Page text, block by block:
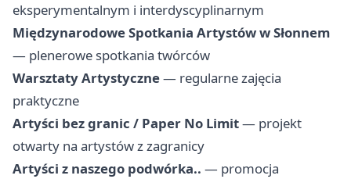
eksperymentalnym i interdyscyplinarnym
Międzynarodowe Spotkania Artystów w Słonnem
— plenerowe spotkania twórców
Warsztaty Artystyczne— regularne zajęcia
praktyczne
Artyści bez granic / Paper No Limit— projekt
otwarty na artystów z zagranicy
Artyści z naszego podwórka.. — promocja